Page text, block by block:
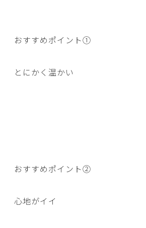
おすすめポイント①
とにかく温かい
おすすめポイント②
心地がイイ